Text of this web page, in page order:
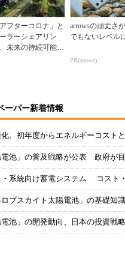
アフターコロナ」と
ラーシェアリン
未来の持続可能性
arrowsの頑丈さ
でもないレベル
PR(arrows)
ーパー新着情報
、初年度からエネルギーコスト
電池」の普及戦略が公表 政府が
・系統向け蓄電システム コスト
ブスカイト太陽電池」の基礎知
電池」の開発動向、日本の投資戦